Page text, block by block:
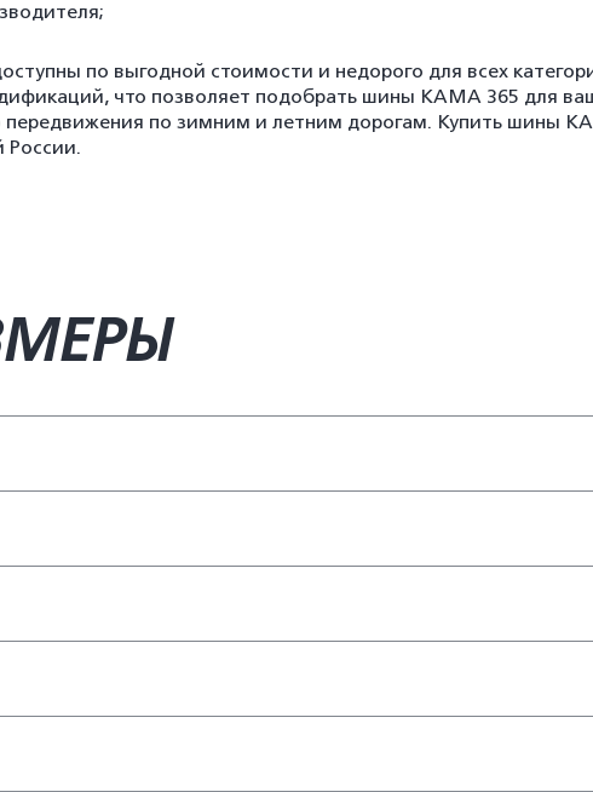
по выгодной стоимости и недорого для всех
что позволяет подобрать шины КАМА 365 для
передвижения по зимним и летним дорогам. Купить шины
России.